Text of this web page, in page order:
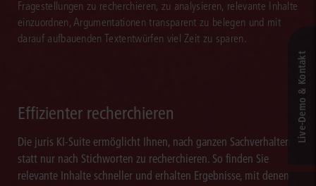
Fragestellungen zu recherchieren, zu analysieren, relevante Inhalte
einzuordnen, Argumentationen transparent zu belegen und mit
darauf aufbauenden Textentwürfen viel Zeit zu sparen.
Effizienter recherchieren
Die juris KI-Suite ermöglicht Ihnen, nach ganzen Sachverhalten
statt nur nach Stichworten zu recherchieren. So finden Sie
relevante Inhalte schneller und erhalten Ergebnisse, mit denen
Live‑Demo & Kontakt